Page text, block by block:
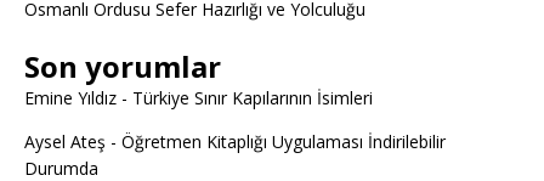
Osmanlı Ordusu Sefer Hazırlığı ve Yolculuğu
Son yorumlar
Emine Yıldız - Türkiye Sınır Kapılarının İsimleri
Aysel Ateş - Öğretmen Kitaplığı Uygulaması İndirilebilir
Durumda